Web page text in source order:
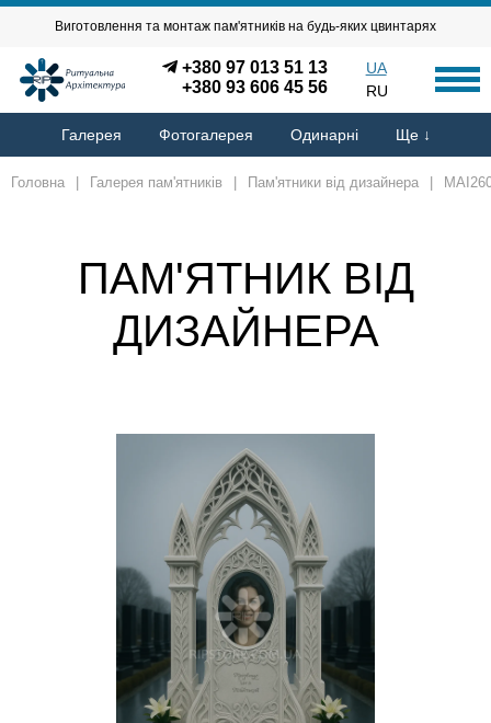
Виготовлення та монтаж пам'ятників на будь-яких цвинтарях
+380 97 013 51 13
+380 93 606 45 56
UA
RU
Галерея Фотогалерея Одинарні Ще ↓
Головна Галерея пам'ятників Пам'ятники від дизайнера
ПАМ'ЯТНИК ВІД
ДИЗАЙНЕРА